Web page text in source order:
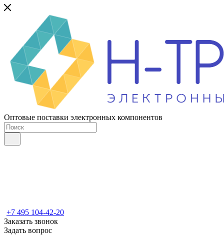
Оптовые поставки электронных компонентов
+7 495 104-42-20
Заказать звонок
Задать вопрос